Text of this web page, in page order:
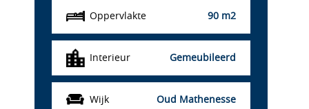
Oppervlakte 90 m2
Interieur Gemeubileerd
Wijk Oud Mathenesse